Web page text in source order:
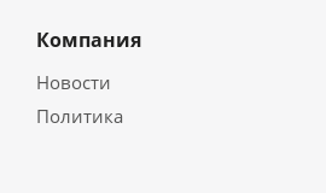
Компания
Новости
Политика